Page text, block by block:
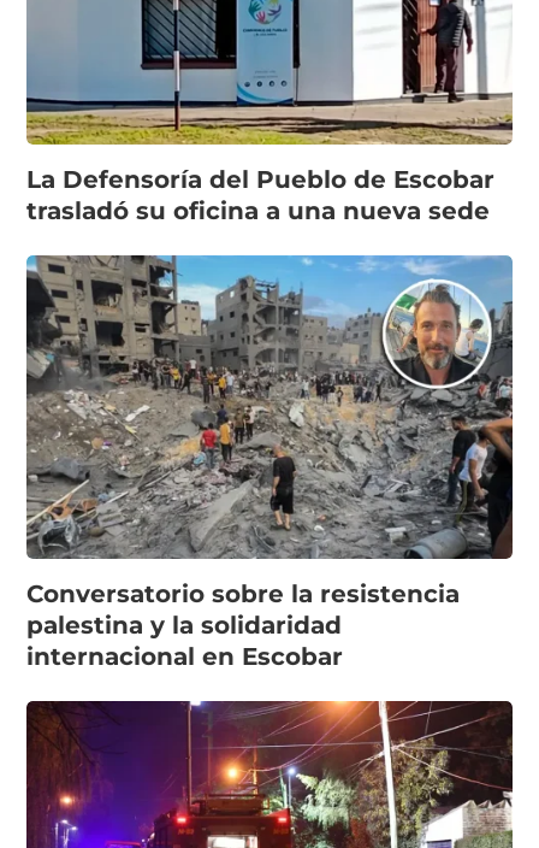
La Defensoría del Pueblo de Escobar
trasladó su oficina a una nueva sede
Conversatorio sobre la resistencia
palestina y la solidaridad
internacional en Escobar